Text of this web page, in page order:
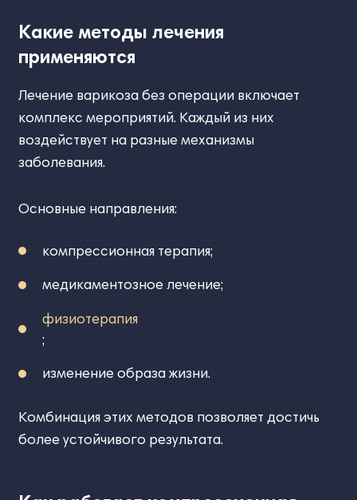
Какие методы лечения
применяются
Лечение варикоза без операции включает
комплекс мероприятий. Каждый из них
воздействует на разные механизмы
заболевания.
Основные направления:
компрессионная терапия;
медикаментозное лечение;
физиотерапия
;
изменение образа жизни.
Комбинация этих методов позволяет достичь
более устойчивого результата.